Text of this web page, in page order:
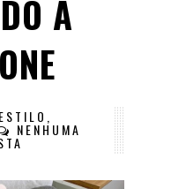
A
ESTILO
NENHUMA